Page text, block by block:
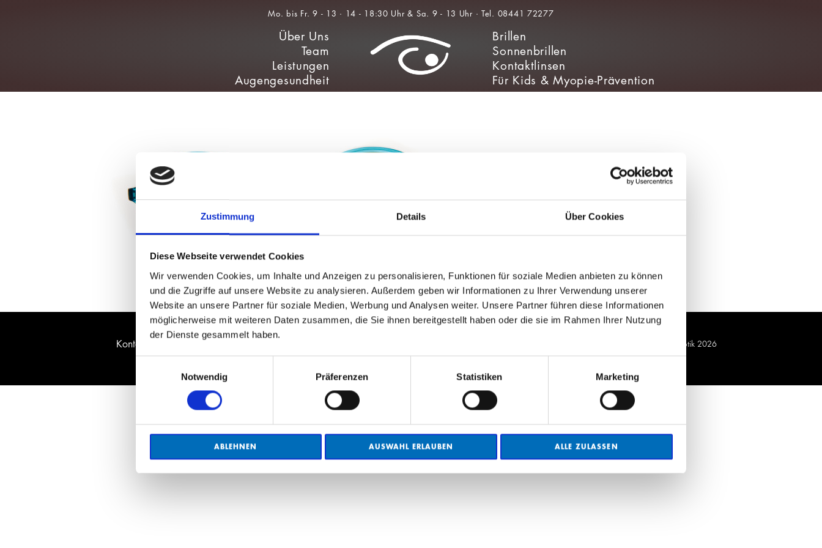
Zustimmung Details Über Cookies
Diese Webseite verwendet Cookies
Wir verwenden Cookies, um Inhalte und Anzeigen zu personalisieren, Funktionen für soziale Medien anbieten zu können
und die Zugriffe auf unsere Website zu analysieren. Außerdem geben wir Informationen zu Ihrer Verwendung unserer
Website an unsere Partner für soziale Medien, Werbung und Analysen weiter. Unsere Partner führen diese Informationen
möglicherweise mit weiteren Daten zusammen, die Sie ihnen bereitgestellt haben oder die sie im Rahmen Ihrer Nutzung
der Dienste gesammelt haben.
Notwendig
Präferenzen Statistiken Marketing
ABLEHNEN AUSWAHL ERLAUBEN ALLE ZULASSEN
Über Uns
Team
Leistungen
Augengesundheit
Brillen
Sonnenbrillen
Kontaktlinsen
Für Kids & Myopie-Prävention
Kontakt Datenschutz © Andre Augenoptik 2026